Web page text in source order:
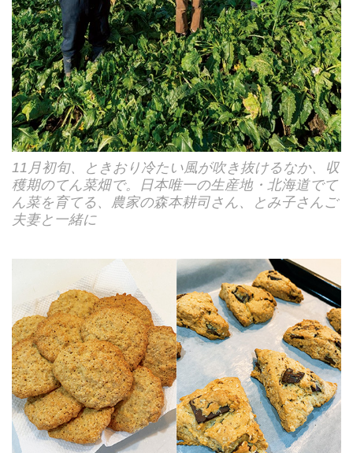
11月初旬、ときおり冷たい風が吹き抜けるなか、収
穫期のてん菜畑で。日本唯一の生産地・北海道でて
ん菜を育てる、農家の森本耕司さん、とみ子さんご
夫妻と一緒に